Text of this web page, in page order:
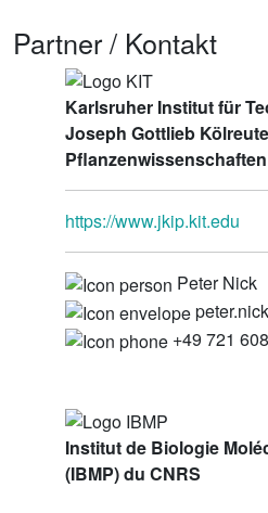
Partner / Kontakt
Karlsruher Institut für
Joseph Gottlieb
https://www.jkip.kit.edu
Peter Nick
+49 721
Institut de Biologie
(IBMP) du CNRS